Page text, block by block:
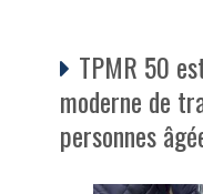
TPMR 50
moderne de
personnes